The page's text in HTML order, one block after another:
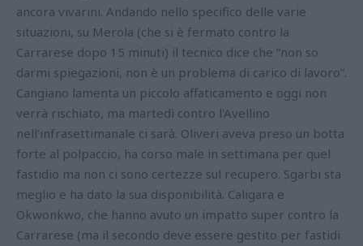
ancora vivarini. Andando nello specifico delle varie
situazioni, su Merola (che si è fermato contro la
Carrarese dopo 15 minuti) il tecnico dice che “non so
darmi spiegazioni, non è un problema di carico di lavoro”.
Cangiano lamenta un piccolo affaticamento e oggi non
verrà rischiato, ma martedì contro l'Avellino
nell'infrasettimanale ci sarà. Oliveri aveva preso un botta
forte al polpaccio, ha corso male in settimana per quel
fastidio ma non ci sono certezze sul recupero. Sgarbi sta
meglio e ha dato la sua disponibilità. Caligara e
Okwonkwo, che hanno avuto un impatto super contro la
Carrarese (ma il secondo deve essere gestito per fastidi